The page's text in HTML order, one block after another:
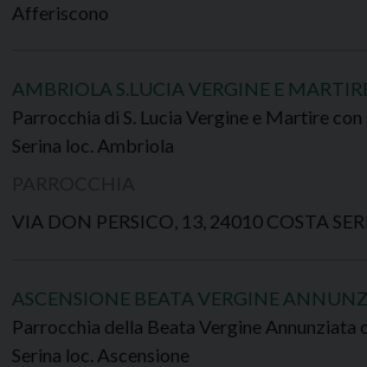
Afferiscono
AMBRIOLA S.LUCIA VERGINE E
Parrocchia di S. Lucia Vergine e Martire con
Serina loc. Ambriola
VIA DON PERSICO, 13, 24010 COSTA
ASCENSIONE BEATA VERGINE
Parrocchia della Beata Vergine Annunziata
Serina loc. Ascensione